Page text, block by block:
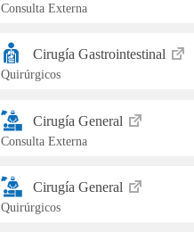
Consulta Externa
Cirugía Gastrointestinal
Quirúrgicos
Cirugía General
Consulta Externa
Cirugía General
Quirúrgicos